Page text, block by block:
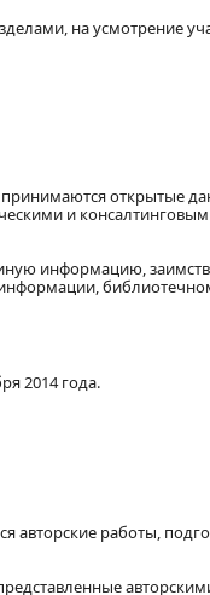
на усмотрение
принимаются открытые
и
информацию,
2014 года.
авторские работы,